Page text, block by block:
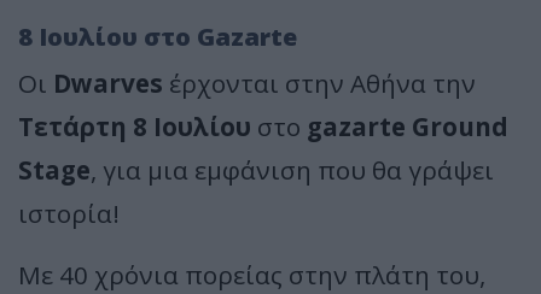
8 Ιουλίου στο Gazarte
Οι Dwarves έρχονται στην Αθήνα την
Τετάρτη 8 Ιουλίου στο gazarte Ground
Stage, για μια εμφάνιση που θα γράψει
ιστορία!
Με 40 χρόνια πορείας στην πλάτη του,